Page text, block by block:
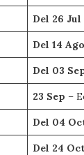
Del 26
Del 14
Del 03
23 Sep –
Del 04
Del 24